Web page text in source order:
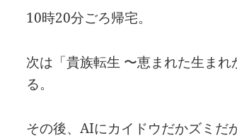
10時20分ごろ帰宅。
次は「貴族転生 〜恵まれた生ま
る。
その後、AIにカイドウだかズミだ